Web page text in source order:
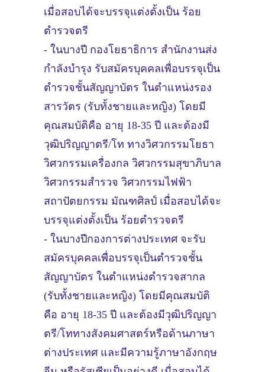
เมื่อสอบได้จะบรรจุแต่งตั้งเป็น ร้อย
ตำรวจตรี
- ในบางปี กองโยธาธิการ สำนักงานส่ง
กำลังบำรุง รับสมัครบุคคลเพื่อบรรจุเป็น
ตำรวจชั้นสัญญาบัตร ในตำแหน่งรอง
สารวัตร (รับทั้งชายและหญิง) โดยมี
คุณสมบัติคือ อายุ 18-35 ปี และต้องมี
วุฒิปริญญาตรี/โท ทางวิศวกรรมโยธา
วิศวกรรมเครื่องกล วิศวกรรมสุขาภิบาล
วิศวกรรมสำรวจ วิศวกรรมไฟฟ้า
สถาปัตยกรรม มัณฑศิลป์ เมื่อสอบได้จะ
บรรจุแต่งตั้งเป็น ร้อยตำรวจตรี
- ในบางปีกองการต่างประเทศ จะรับ
สมัครบุคคลเพื่อบรรจุเป็นตำรวจชั้น
สัญญาบัตร ในตำแหน่งตำรวจสากล
(รับทั้งชายและหญิง) โดยมีคุณสมบัติ
คือ อายุ 18-35 ปี และต้องมีวุฒิปริญญา
ตรี/โททางสังคมศาสตร์หรือด้านภาษา
ต่างประเทศ และมีความรู้ภาษาอังกฤษ